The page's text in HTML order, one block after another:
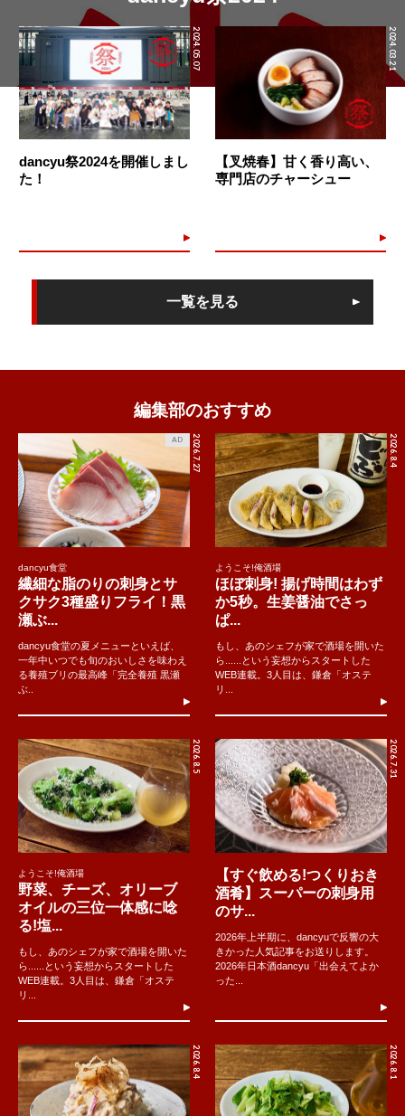
2024.05.07
dancyu祭2024を開催しまし
た！
2024.03.21
【叉焼春】甘く香り高い、
専門店のチャーシュー
一覧を見る
編集部のおすすめ
2026.7.27
AD
dancyu食堂
繊細な脂のりの刺身とサ
クサク3種盛りフライ！黒
瀬ぶ...
dancyu食堂の夏メニューといえば、
一年中いつでも旬のおいしさを味わえ
る養殖ブリの最高峰「完全養殖 黒瀬
ぶ..
2026.8.4
ようこそ!俺酒場
ほぼ刺身! 揚げ時間はわず
か5秒。生姜醤油でさっ
ぱ...
もし、あのシェフが家で酒場を開いた
ら......という妄想からスタートした
WEB連載。3人目は、鎌倉「オステ
リ...
2026.8.5
ようこそ!俺酒場
野菜、チーズ、オリーブ
オイルの三位一体感に唸
る!塩...
もし、あのシェフが家で酒場を開いた
ら......という妄想からスタートした
WEB連載。3人目は、鎌倉「オステ
リ...
2026.7.31
【すぐ飲める!つくりおき
酒肴】スーパーの刺身用
のサ...
2026年上半期に、dancyuで反響の大
きかった人気記事をお送りします。
2026年日本酒dancyu「出会えてよか
った...
2026.8.4 2026.8.1